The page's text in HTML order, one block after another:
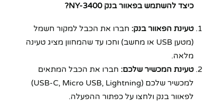
כיצד להשתמש בפאוור בנק NY-3400?
טעינת הפאוור בנק: חברו את הכבל למקור חשמל
(מטען USB או מחשב) וחכו עד שהמחוון מציג טעינה
מלאה.
טעינת המכשיר שלכם: חברו את הכבל המתאים
למכשיר שלכם (USB-C, Micro USB, Lightning)
לפאוור בנק ולחצו על כפתור ההפעלה.